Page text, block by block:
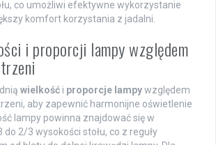
co umożliwi efektywne wykorzystanie
komfort korzystania z jadalni.
i proporcji lampy względem
wielkość i proporcje lampywzględem
aby zapewnić harmonijne oświetlenie
lampy powinna znajdować się w
2/3 wysokości stołu, co z reguły